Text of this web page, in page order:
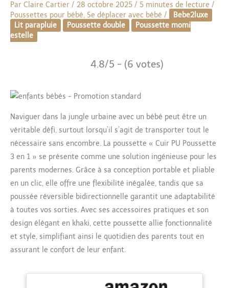
Par Claire Cartier / 28 octobre 2025 / 5 minutes de lecture /
Poussettes pour bébé, Se déplacer avec bébé /
Bebe2luxe
Lit parapluie
Poussette double
Poussette momi
estelle
4.8/5 - (6 votes)
Naviguer dans la jungle urbaine avec un bébé peut être un
véritable défi, surtout lorsqu’il s’agit de transporter tout le
nécessaire sans encombre. La poussette « Cuir PU Poussette
3 en 1 » se présente comme une solution ingénieuse pour les
parents modernes. Grâce à sa conception portable et pliable
en un clic, elle offre une flexibilité inégalée, tandis que sa
poussée réversible bidirectionnelle garantit une adaptabilité
à toutes vos sorties. Avec ses accessoires pratiques et son
design élégant en khaki, cette poussette allie fonctionnalité
et style, simplifiant ainsi le quotidien des parents tout en
assurant le confort de leur enfant.